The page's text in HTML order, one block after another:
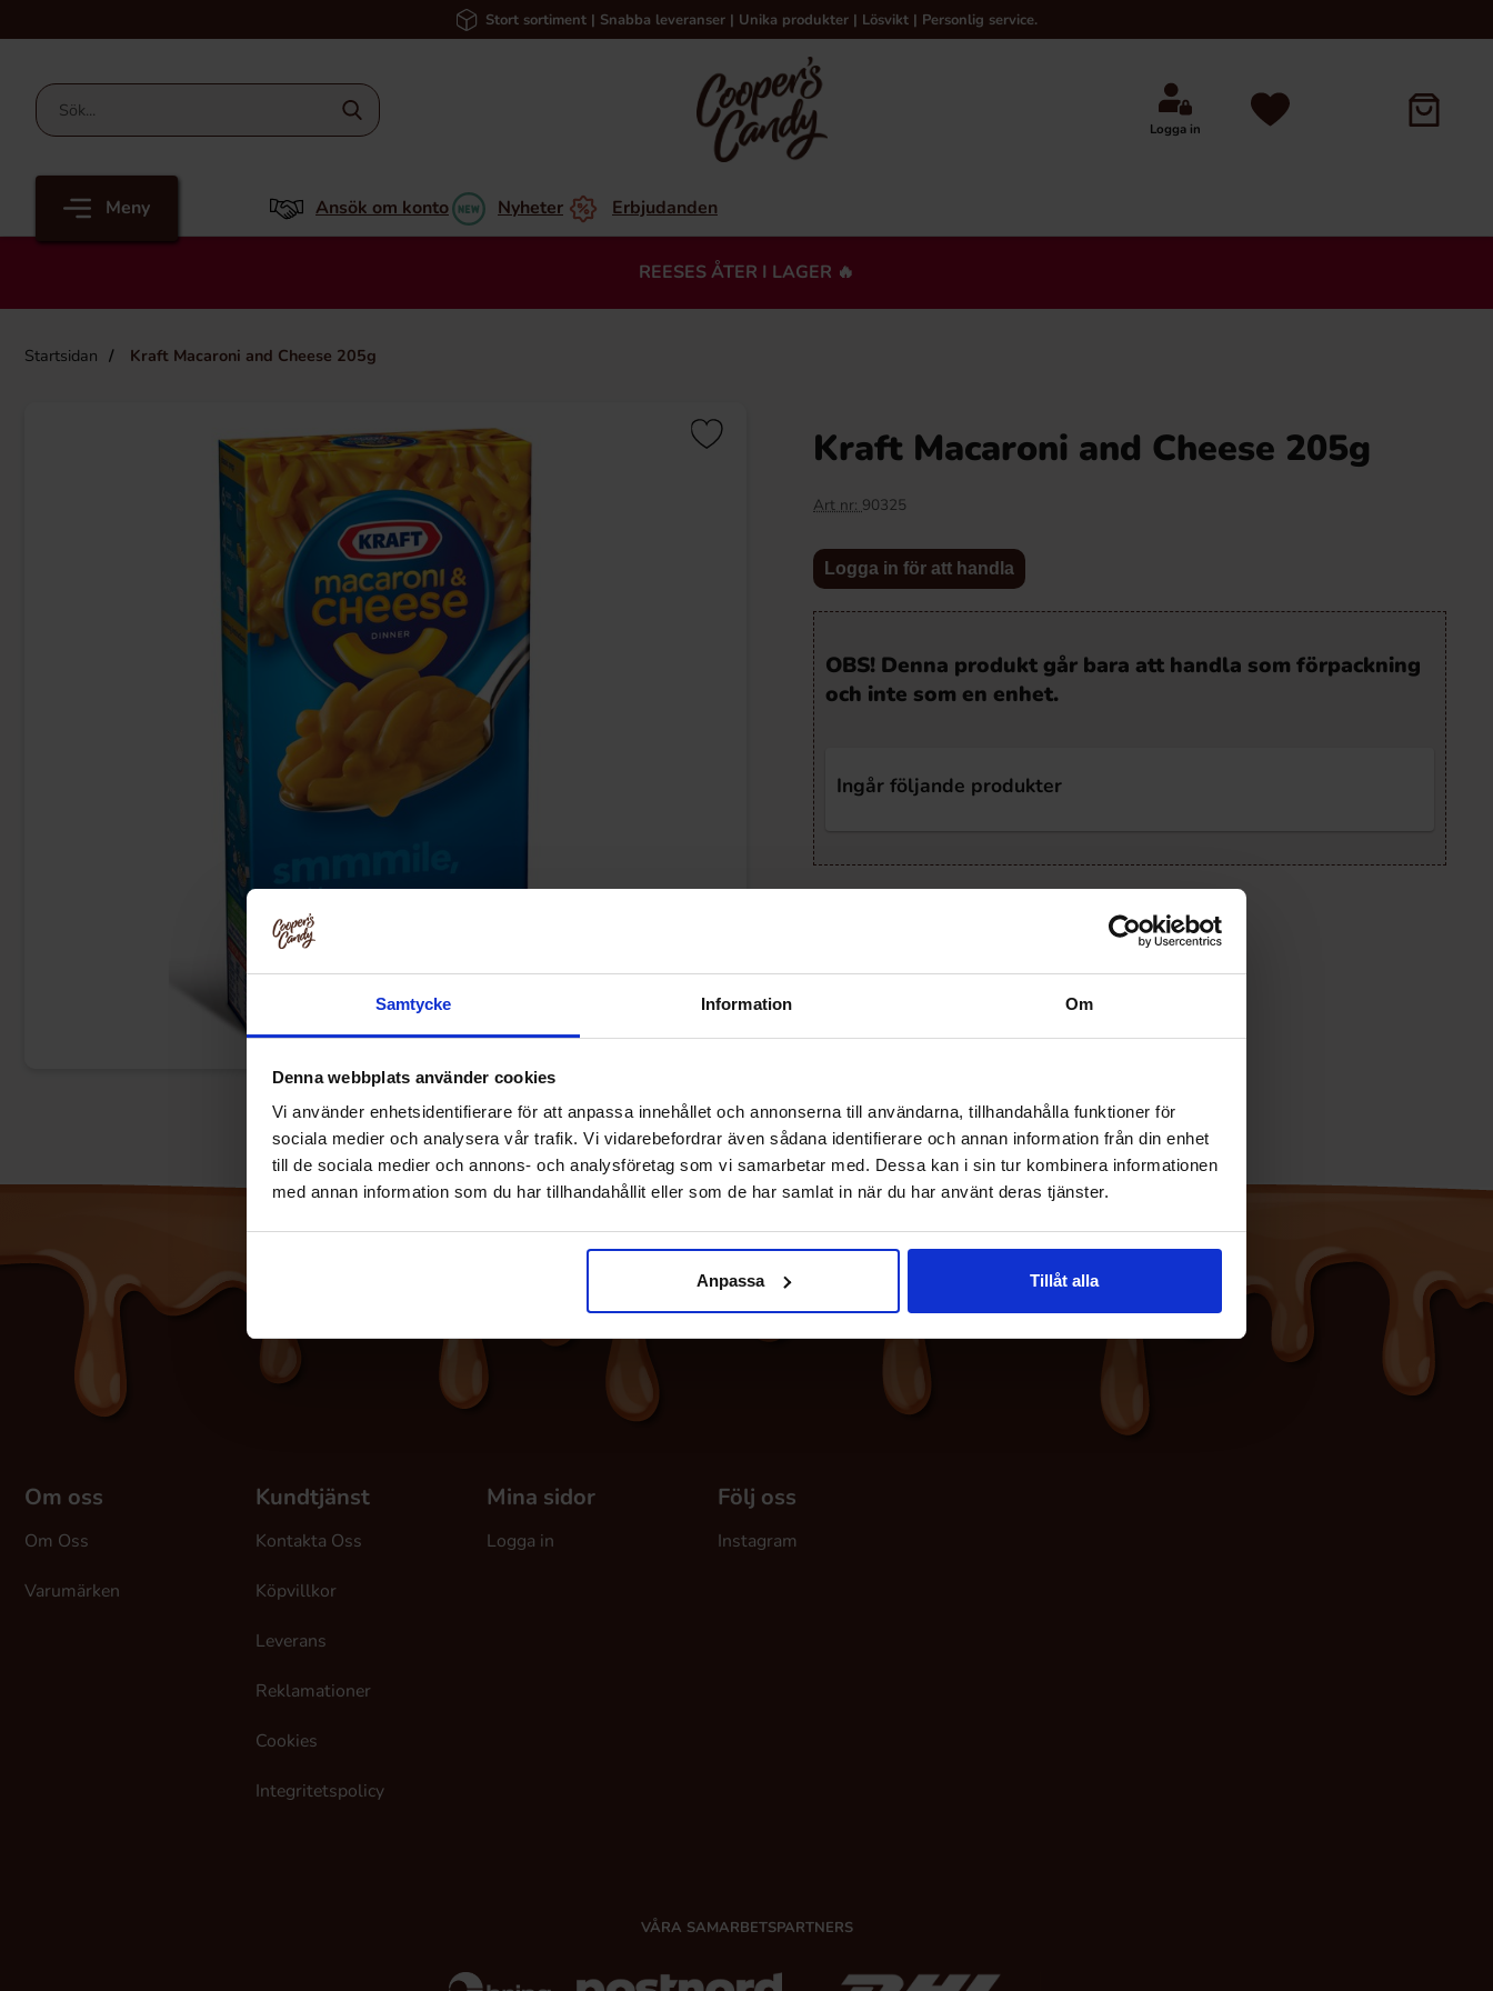
Samtycke Information Om
Denna webbplats använder cookies
Vi använder enhetsidentifierare för att anpassa innehållet och annonserna till användarna, tillhandahålla funktioner för
sociala medier och analysera vår trafik. Vi vidarebefordrar även sådana identifierare och annan information från din enhet
till de sociala medier och annons- och analysföretag som vi samarbetar med. Dessa kan i sin tur kombinera informationen
med annan information som du har tillhandahållit eller som de har samlat in när du har använt deras tjänster.
Anpassa Tillåt alla
Stort sortiment | Snabba leveranser | Unika produkter | Lösvikt | Personlig service.
Logga in
Meny Ansök om konto Nyheter Erbjudanden
REESES ÅTER I LAGER 🔥
Startsidan Kraft Macaroni and Cheese 205g
Kraft Macaroni and Cheese 205g
Art nr: 90325
Logga in för att handla
OBS! Denna produkt går bara att handla som förpackning
och inte som en enhet.
Ingår följande produkter
Om oss
Om Oss
Varumärken
Kundtjänst
Kontakta Oss
Köpvillkor
Leverans
Reklamationer
Cookies
Integritetspolicy
Mina sidor
Logga in
Följ oss
Instagram
VÅRA SAMARBETSPARTNERS